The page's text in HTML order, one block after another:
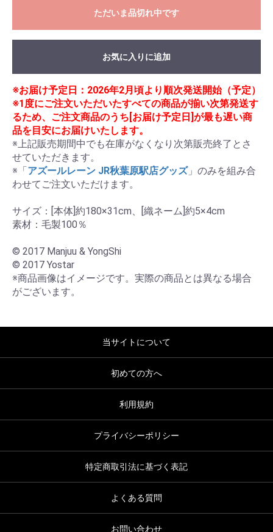
ただいま品切れ中です
お気に入りに追加
※お届け予定日：2026年2月頃より順次発送開始（予定）
※1度にご注文いただいたすべての商品が揃い次第発送す
るため、ご注文商品のうち[お届け予定日]が最も遅い商
品を目安にお届けいたします。
※上記販売期間中でも在庫がなくなり次第販売終了とさ
せていただきます。
※「アズールレーン JR秋葉原駅店グッズ」のみを組み合
わせてご注文いただけます。
サイズ：[本体]約180×31cm、[織ネーム]約5×4cm
素材：毛製100％
© 2017 Manjuu & YongShi
© 2017 Yostar
※商品画像はイメージです。実際の商品とは異なる場合
がございます。
当サイトについて
初めての方へ
利用規約
プライバシーポリシー
特定商取引法に基づく表記
よくある質問
お問い合わせ